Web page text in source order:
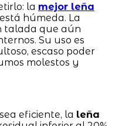
la mejor leña
húmeda. La
talada que aún
Su uso es
escaso poder
molestos y
eficiente, la leña